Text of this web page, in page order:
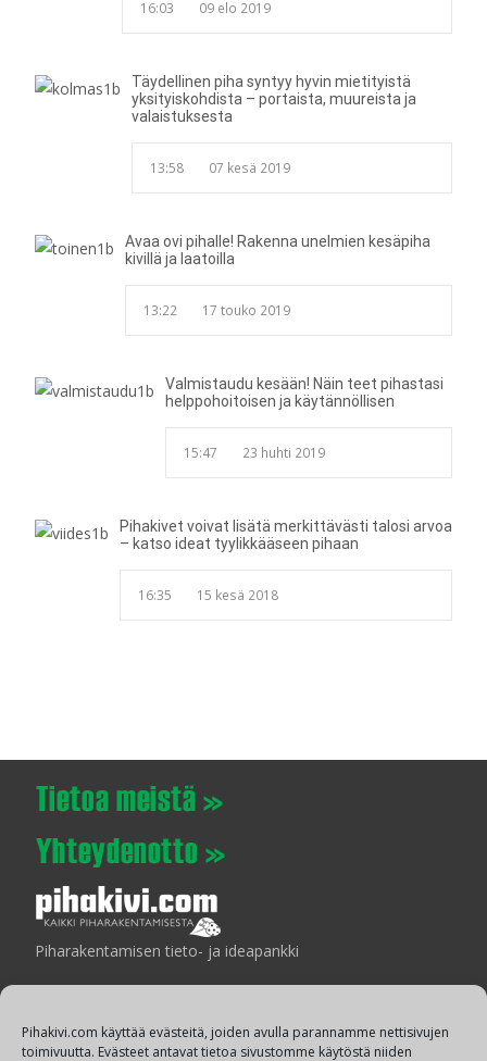
Pihakivi.com käyttää evästeitä, joiden avulla parannamme nettisivujen
toimivuutta. Evästeet antavat tietoa sivustomme käytöstä niiden
16:03 09 elo 2019
Täydellinen piha syntyy hyvin mietityistä
yksityiskohdista – portaista, muureista ja
valaistuksesta
13:58 07 kesä 2019
Avaa ovi pihalle! Rakenna unelmien kesäpiha
kivillä ja laatoilla
13:22 17 touko 2019
Valmistaudu kesään! Näin teet pihastasi
helppohoitoisen ja käytännöllisen
15:47 23 huhti 2019
Pihakivet voivat lisätä merkittävästi talosi arvoa
– katso ideat tyylikkääseen pihaan
16:35 15 kesä 2018
Piharakentamisen tieto- ja ideapankki
Laatua ympäristön suunnitteluun ja rakentamiseen